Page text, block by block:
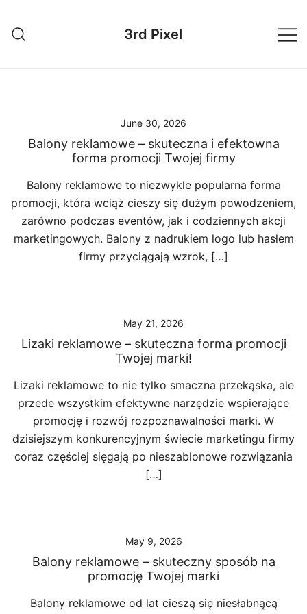
content
3rd Pixel
June 30, 2026
Balony reklamowe – skuteczna i efektowna
forma promocji Twojej firmy
Balony reklamowe to niezwykle popularna forma
promocji, która wciąż cieszy się dużym powodzeniem,
zarówno podczas eventów, jak i codziennych akcji
marketingowych. Balony z nadrukiem logo lub hasłem
firmy przyciągają wzrok, […]
May 21, 2026
Lizaki reklamowe – skuteczna forma promocji
Twojej marki!
Lizaki reklamowe to nie tylko smaczna przekąska, ale
przede wszystkim efektywne narzędzie wspierające
promocję i rozwój rozpoznawalności marki. W
dzisiejszym konkurencyjnym świecie marketingu firmy
coraz częściej sięgają po nieszablonowe rozwiązania
[…]
May 9, 2026
Balony reklamowe – skuteczny sposób na
promocję Twojej marki
Balony reklamowe od lat cieszą się niesłabnącą